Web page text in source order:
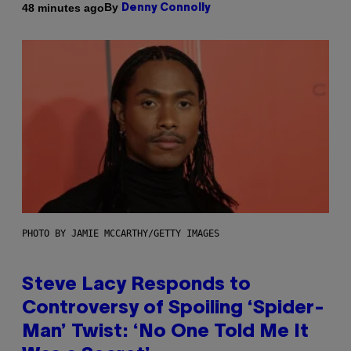
48 minutes agoBy Denny Connolly
PHOTO BY JAMIE MCCARTHY/GETTY IMAGES
Steve Lacy Responds to
Controversy of Spoiling ‘Spider-
Man’ Twist: ‘No One Told Me It